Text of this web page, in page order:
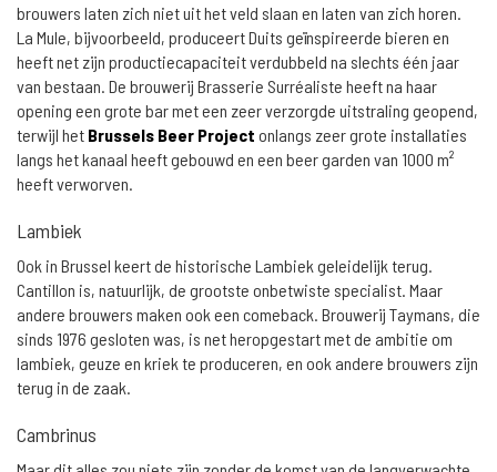
brouwers laten zich niet uit het veld slaan en laten van zich horen.
La Mule, bijvoorbeeld, produceert Duits geïnspireerde bieren en
heeft net zijn productiecapaciteit verdubbeld na slechts één jaar
van bestaan. De brouwerij Brasserie Surréaliste heeft na haar
opening een grote bar met een zeer verzorgde uitstraling geopend,
terwijl het Brussels Beer Project onlangs zeer grote installaties
langs het kanaal heeft gebouwd en een beer garden van 1000 m²
heeft verworven.
Lambiek
Ook in Brussel keert de historische Lambiek geleidelijk terug.
Cantillon is, natuurlijk, de grootste onbetwiste specialist. Maar
andere brouwers maken ook een comeback. Brouwerij Taymans, die
sinds 1976 gesloten was, is net heropgestart met de ambitie om
lambiek, geuze en kriek te produceren, en ook andere brouwers zijn
terug in de zaak.
Cambrinus